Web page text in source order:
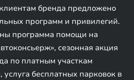
бренда предложено
программ и привилегий.
программа помощи на
сезонная акция
по платным участкам
бесплатных парковок в